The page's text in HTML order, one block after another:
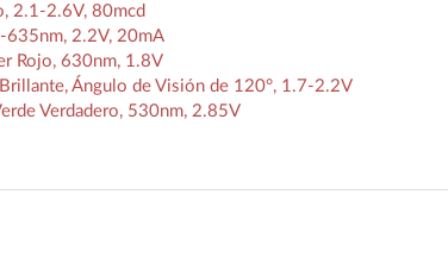
2.1-2.6V, 80mcd
2.2V, 20mA
Rojo, 630nm, 1.8V
Ángulo de Visión de 120°, 1.7-2.2V
Verdadero, 530nm, 2.85V